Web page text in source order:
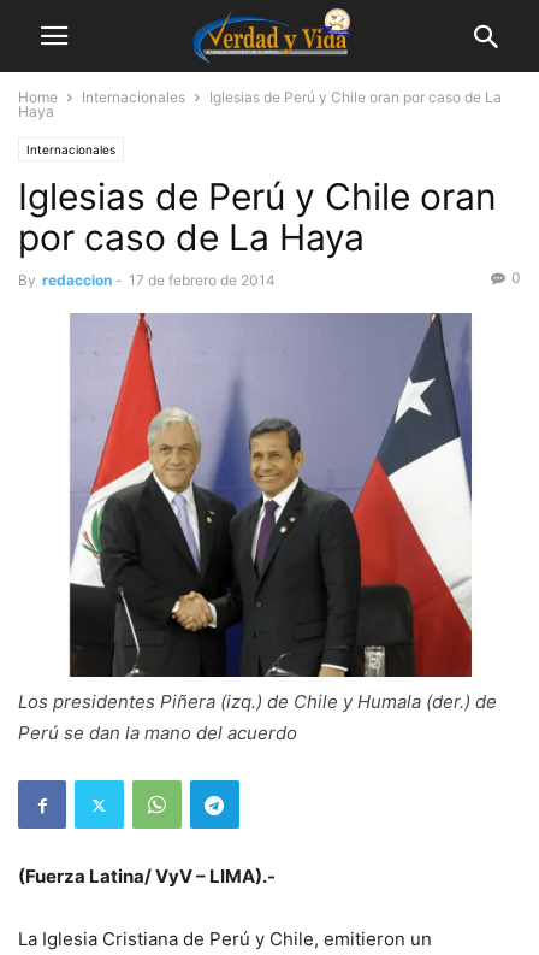
Home Internacionales
Iglesias de Perú y Chile oran por caso de La
Haya
Internacionales
Iglesias de Perú y Chile oran
por caso de La Haya
By redaccion - 17 de febrero de 2014 0
Los presidentes Piñera (izq.) de Chile y Humala (der.) de
Perú se dan la mano del acuerdo
(Fuerza Latina/ VyV – LIMA).-
La Iglesia Cristiana de Perú y Chile, emitieron un